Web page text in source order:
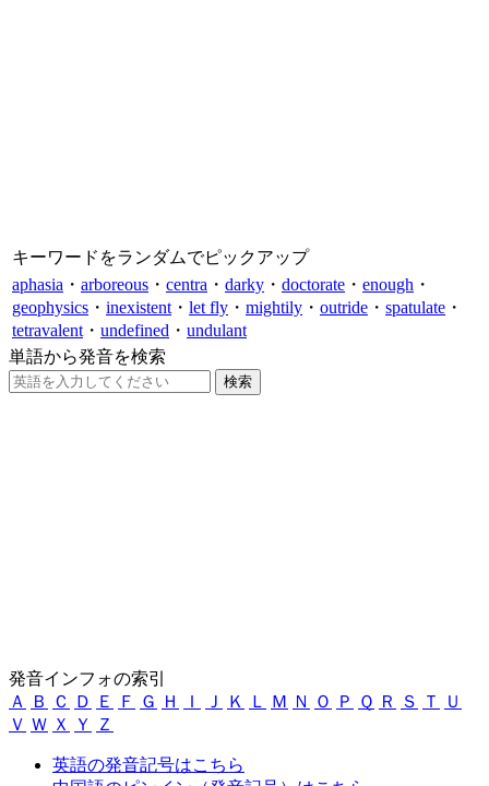
キーワードをランダムでピックアップ
aphasia ・ arboreous ・ centra ・ darky ・ doctorate ・ enough ・
geophysics ・ inexistent ・ let fly ・ mightily ・ outride ・ spatulate ・
tetravalent ・ undefined ・ undulant
単語から発音を検索
発音インフォの索引
Ａ
Ｂ Ｃ Ｄ Ｅ Ｆ Ｇ Ｈ Ｉ Ｊ Ｋ Ｌ Ｍ Ｎ Ｏ Ｐ Ｑ Ｒ Ｓ Ｔ
Ｕ
Ｖ Ｗ Ｘ Ｙ Ｚ
英語の発音記号はこちら